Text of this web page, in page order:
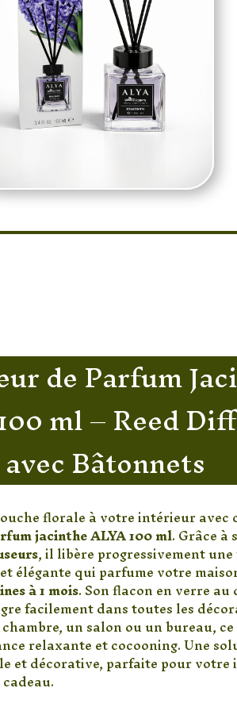
de Parfum
ml – Reed
avec Bâtonnets
florale à votre intérieur avec
jacinthe ALYA 100 ml. Grâce à
, il libère progressivement
élégante qui parfume votre
à 1 mois. Son flacon en verre au
facilement dans toutes les
un salon ou un bureau,
relaxante et cocooning. Une
et décorative, parfaite pour